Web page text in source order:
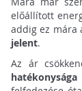
előállított
addig ez mára
jelent.
Az ár